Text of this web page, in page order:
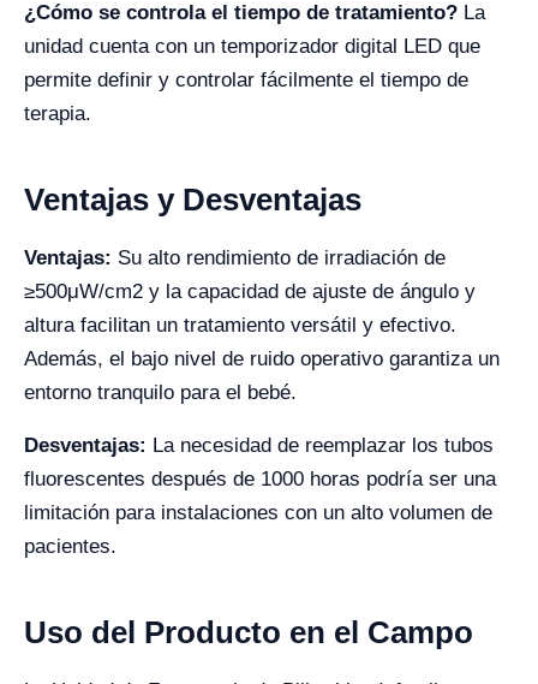
¿Cómo se controla el tiempo de tratamiento? La
unidad cuenta con un temporizador digital LED que
permite definir y controlar fácilmente el tiempo de
terapia.
Ventajas y Desventajas
Ventajas: Su alto rendimiento de irradiación de
≥500μW/cm2 y la capacidad de ajuste de ángulo y
altura facilitan un tratamiento versátil y efectivo.
Además, el bajo nivel de ruido operativo garantiza un
entorno tranquilo para el bebé.
Desventajas: La necesidad de reemplazar los tubos
fluorescentes después de 1000 horas podría ser una
limitación para instalaciones con un alto volumen de
pacientes.
Uso del Producto en el Campo